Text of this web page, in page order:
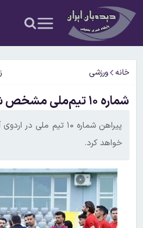
خانه ورزشی
شماره ۱۰ تیم‌ملی مشخص شد+عکس
پیراهن شماره ۱۰ تیم ملی
خواهد کرد.